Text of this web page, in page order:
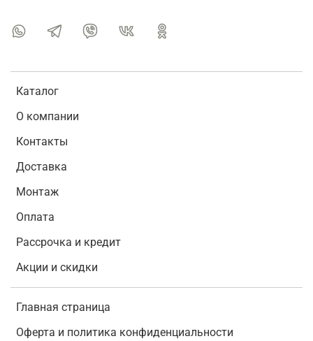
Каталог
О компании
Контакты
Доставка
Монтаж
Оплата
Рассрочка и кредит
Акции и скидки
Главная страница
Оферта и политика конфиденциальности